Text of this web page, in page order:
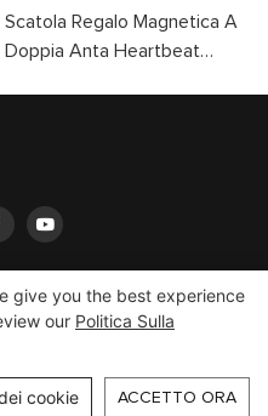
Scatola Regalo Magnetica A
Doppia Anta Heartbeat
sito
give you the best experience
our Politica Sulla
cookie ACCETTO ORA